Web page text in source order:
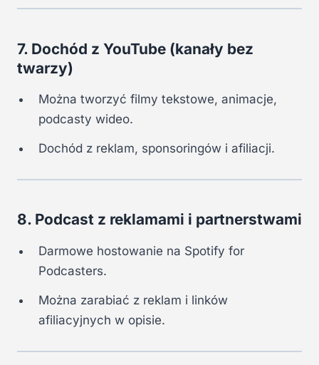
7. Dochód z YouTube (kanały bez
twarzy)
Można tworzyć filmy tekstowe, animacje,
podcasty wideo.
Dochód z reklam, sponsoringów i afiliacji.
8. Podcast z reklamami i partnerstwami
Darmowe hostowanie na Spotify for
Podcasters.
Można zarabiać z reklam i linków
afiliacyjnych w opisie.